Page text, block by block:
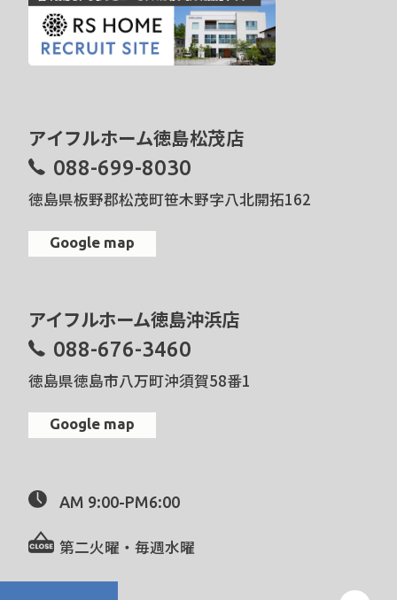
アイフルホーム徳島松茂店
088-699-8030
徳島県板野郡松茂町笹木野字八北開拓162
Google map
アイフルホーム徳島沖浜店
088-676-3460
徳島県徳島市八万町沖須賀58番1
Google map
AM 9:00-PM6:00
第二火曜・毎週水曜